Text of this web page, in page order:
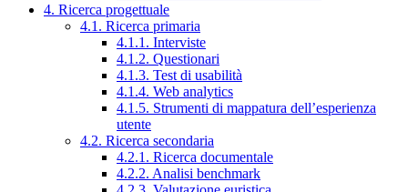
4. Ricerca progettuale
4.1. Ricerca primaria
4.1.1. Interviste
4.1.2. Questionari
4.1.3. Test di usabilità
4.1.4. Web analytics
4.1.5. Strumenti di mappatura dell’esperienza
utente
4.2. Ricerca secondaria
4.2.1. Ricerca documentale
4.2.2. Analisi benchmark